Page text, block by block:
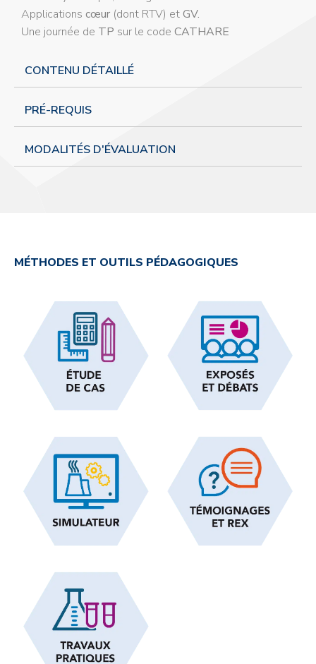
Applications cœur (dont RTV) etGV.
Une journée de TP sur le code CATHARE
CONTENU DÉTAILLÉ
PRÉ-REQUIS
MODALITÉS D'ÉVALUATION
MÉTHODES ET OUTILS PÉDAGOGIQUES